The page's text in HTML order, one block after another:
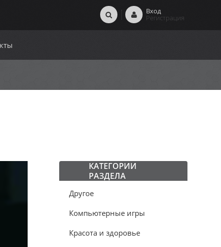
Вход
Регистрация
КАТЕГОРИИ
РАЗДЕЛА
Другое
Компьютерные игры
Красота и здоровье